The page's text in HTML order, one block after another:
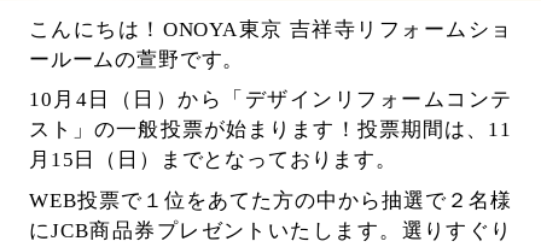
こんにちは！ONOYA東京 吉祥寺リフォームショ
ールームの萱野です。
10月4日（日）から「デザインリフォームコンテ
スト」の一般投票が始まります！投票期間は、11
月15日（日）までとなっております。
WEB投票で１位をあてた方の中から抽選で２名様
にJCB商品券プレゼントいたします。選りすぐり